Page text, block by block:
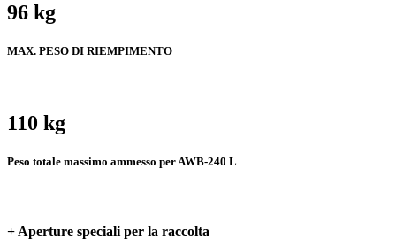
96 kg
MAX. PESO DI RIEMPIMENTO
110 kg
Peso totale massimo ammesso per AWB-240 L
+ Aperture speciali per la raccolta